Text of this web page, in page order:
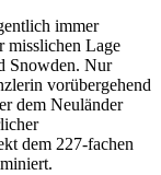
immer
misslichen Lage
Snowden. Nur
vorübergehend
dem Neuländer
dem 227-fachen